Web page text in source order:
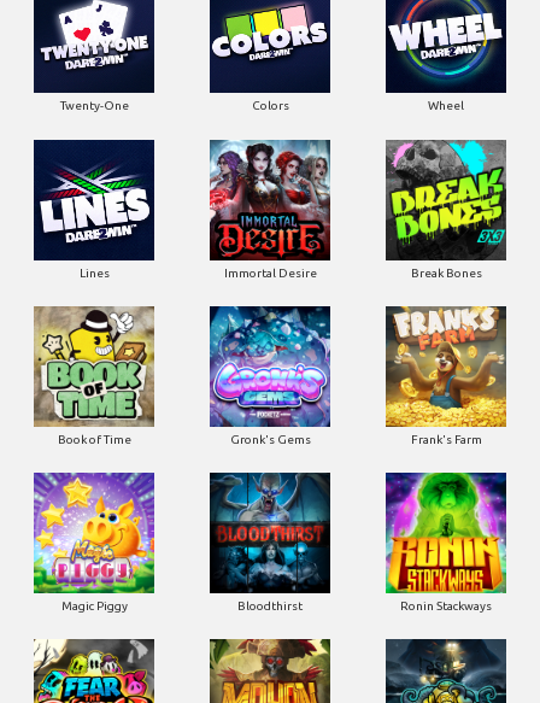
Twenty-One Colors Wheel
Lines Immortal Desire Break Bones
Book of Time Gronk's Gems Frank's Farm
Magic Piggy Bloodthirst Ronin Stackways